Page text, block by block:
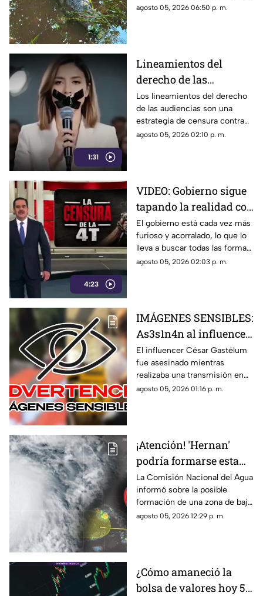
de la Zona Hotelera de Cancún.
agosto 05, 2026 06:50 p. m.
1:31
Lineamientos del
derecho de las
audiencias: una
estrategia de censura
contra la ciudadanía en
México (VIDEO)
Los lineamientos del derecho
de las audiencias son una
estrategia de censura contra
los ciudadanos. Buscan evitar
quién contestarán.
agosto 05, 2026 02:10 p. m.
4:23
VIDEO: Gobierno sigue
tapando la realidad con
mentiras; busca la
forma de callar a sus
opositores
El gobierno está cada vez más
furioso y acorralado, lo que lo
lleva a buscar todas las formas
posibles de callar a sus
del Rocha con el narco, las
extorsiones o el cobro de piso.
agosto 05, 2026 02:03 p. m.
IMÁGENES SENSIBLES:
As3s1n4n al influencer
César Gastélum
mientras realizaba una
transmisión en vivo;
esto se sabe
El influencer César Gastélum
fue asesinado mientras
realizaba una transmisión en
vivo en sus redes sociales.
agosto 05, 2026 01:16 p. m.
¡Atención! 'Hernan'
podría formarse esta
semana; ¿cuál es la
ubicación del potencial
ciclón tropical?
La Comisión Nacional del Agua
informó sobre la posible
formación de una zona de baja
presión con potencial
agosto 05, 2026 12:29 p. m.
¿Cómo amaneció la
bolsa de valores hoy 5